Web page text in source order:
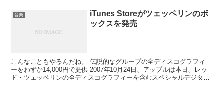
音楽
iTunes Storeがツェッペリンのボ
ックスを発売
こんなこともやるんだね。 伝説的なグループの全ディスコグラフィ
ーをわずか14,000円で提供 2007年10月24日、アップルは本日、レッ
ド・ツェッペリンの全ディスコグラフィーを含むスペシャルデジタル